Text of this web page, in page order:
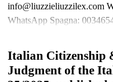
info@liuzzieliuzzilex.com
WhatsApp Spagna:
Italian Citizenship
Judgment of the